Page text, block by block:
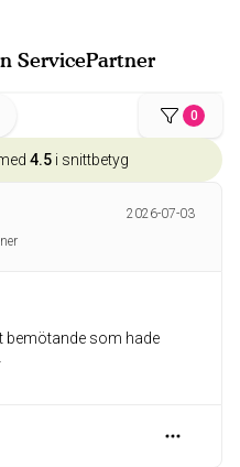
ServicePartner
0
4.5 i snittbetyg
2026-07-03
bemötande som hade